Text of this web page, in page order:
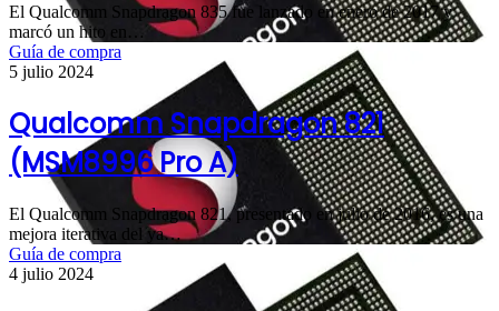
El Qualcomm Snapdragon 835 fue lanzado en enero de 2017 y
marcó un hito en…
Guía de compra
5 julio 2024
Qualcomm Snapdragon 821
(MSM8996 Pro A)
El Qualcomm Snapdragon 821, presentado en julio de 2016, es una
mejora iterativa del ya…
Guía de compra
4 julio 2024